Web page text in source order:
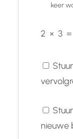
keer
2 × 3 =
nieuwe